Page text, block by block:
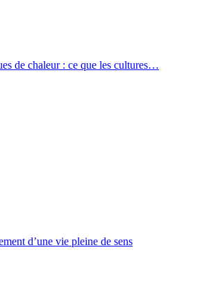
de chaleur : ce que les cultures…
d’une vie pleine de sens